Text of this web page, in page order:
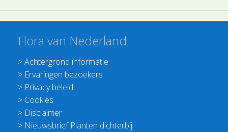
Flora van Nederland
>Achtergrond informatie
> Ervaringen bezoekers
> Privacy beleid
> Cookies
> Disclaimer
> Nieuwsbrief Planten dichterbij